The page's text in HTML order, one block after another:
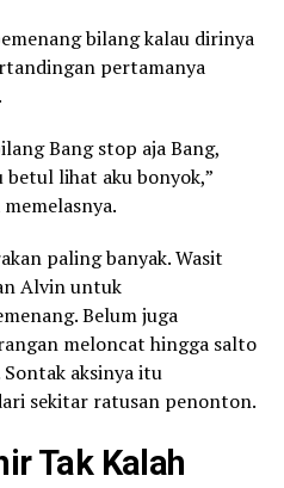
bilang kalau dirinya
pertamanya
Bang stop aja Bang,
betul lihat aku bonyok,”
paling banyak. Wasit
Alvin untuk
Belum juga
meloncat hingga salto
aksinya itu
sekitar ratusan penonton.
Tak Kalah